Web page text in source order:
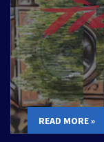
READ MORE »